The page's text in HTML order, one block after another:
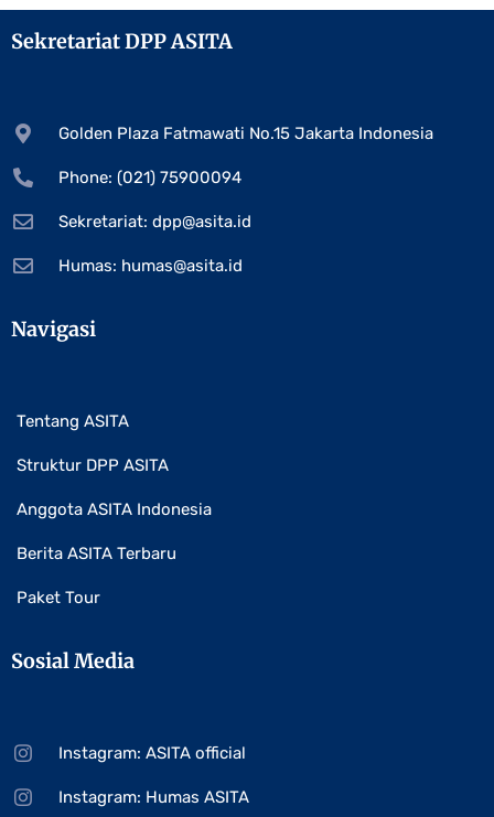
Sekretariat DPP ASITA
Golden Plaza Fatmawati No.15 Jakarta Indonesia
Phone: (021) 75900094
Sekretariat: dpp@asita.id
Humas: humas@asita.id
Navigasi
Tentang ASITA
Struktur DPP ASITA
Anggota ASITA Indonesia
Berita ASITA Terbaru
Paket Tour
Sosial Media
Instagram: ASITA official
Instagram: Humas ASITA